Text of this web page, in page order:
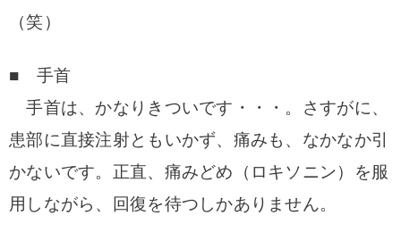
（笑）
■ 手首
手首は、かなりきついです・・・。さすがに、
患部に直接注射ともいかず、痛みも、なかなか引
かないです。 正直、痛みどめ（ロキソニン）を服
用しながら、回復を待つしかありません。